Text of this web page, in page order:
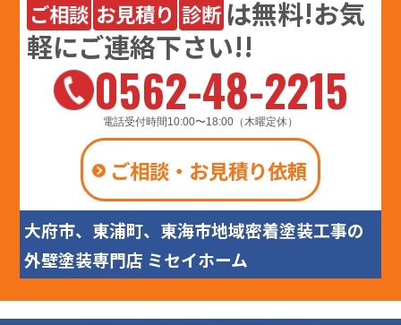
ご相談 お見積り 診断 は無料!お気
軽にご連絡下さい!!
0562-48-2215
電話受付時間10:00〜18:00（木曜定休）
ご相談・お見積り依頼
大府市、東浦町、東海市地域密着塗装工事の
外壁塗装専門店 ミセイホーム